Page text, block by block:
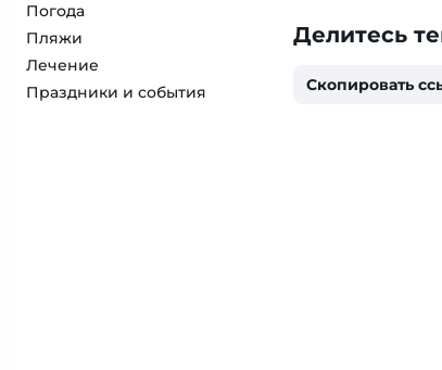
Погода
Пляжи
Лечение
Праздники и события
Делитесь
Скопировать